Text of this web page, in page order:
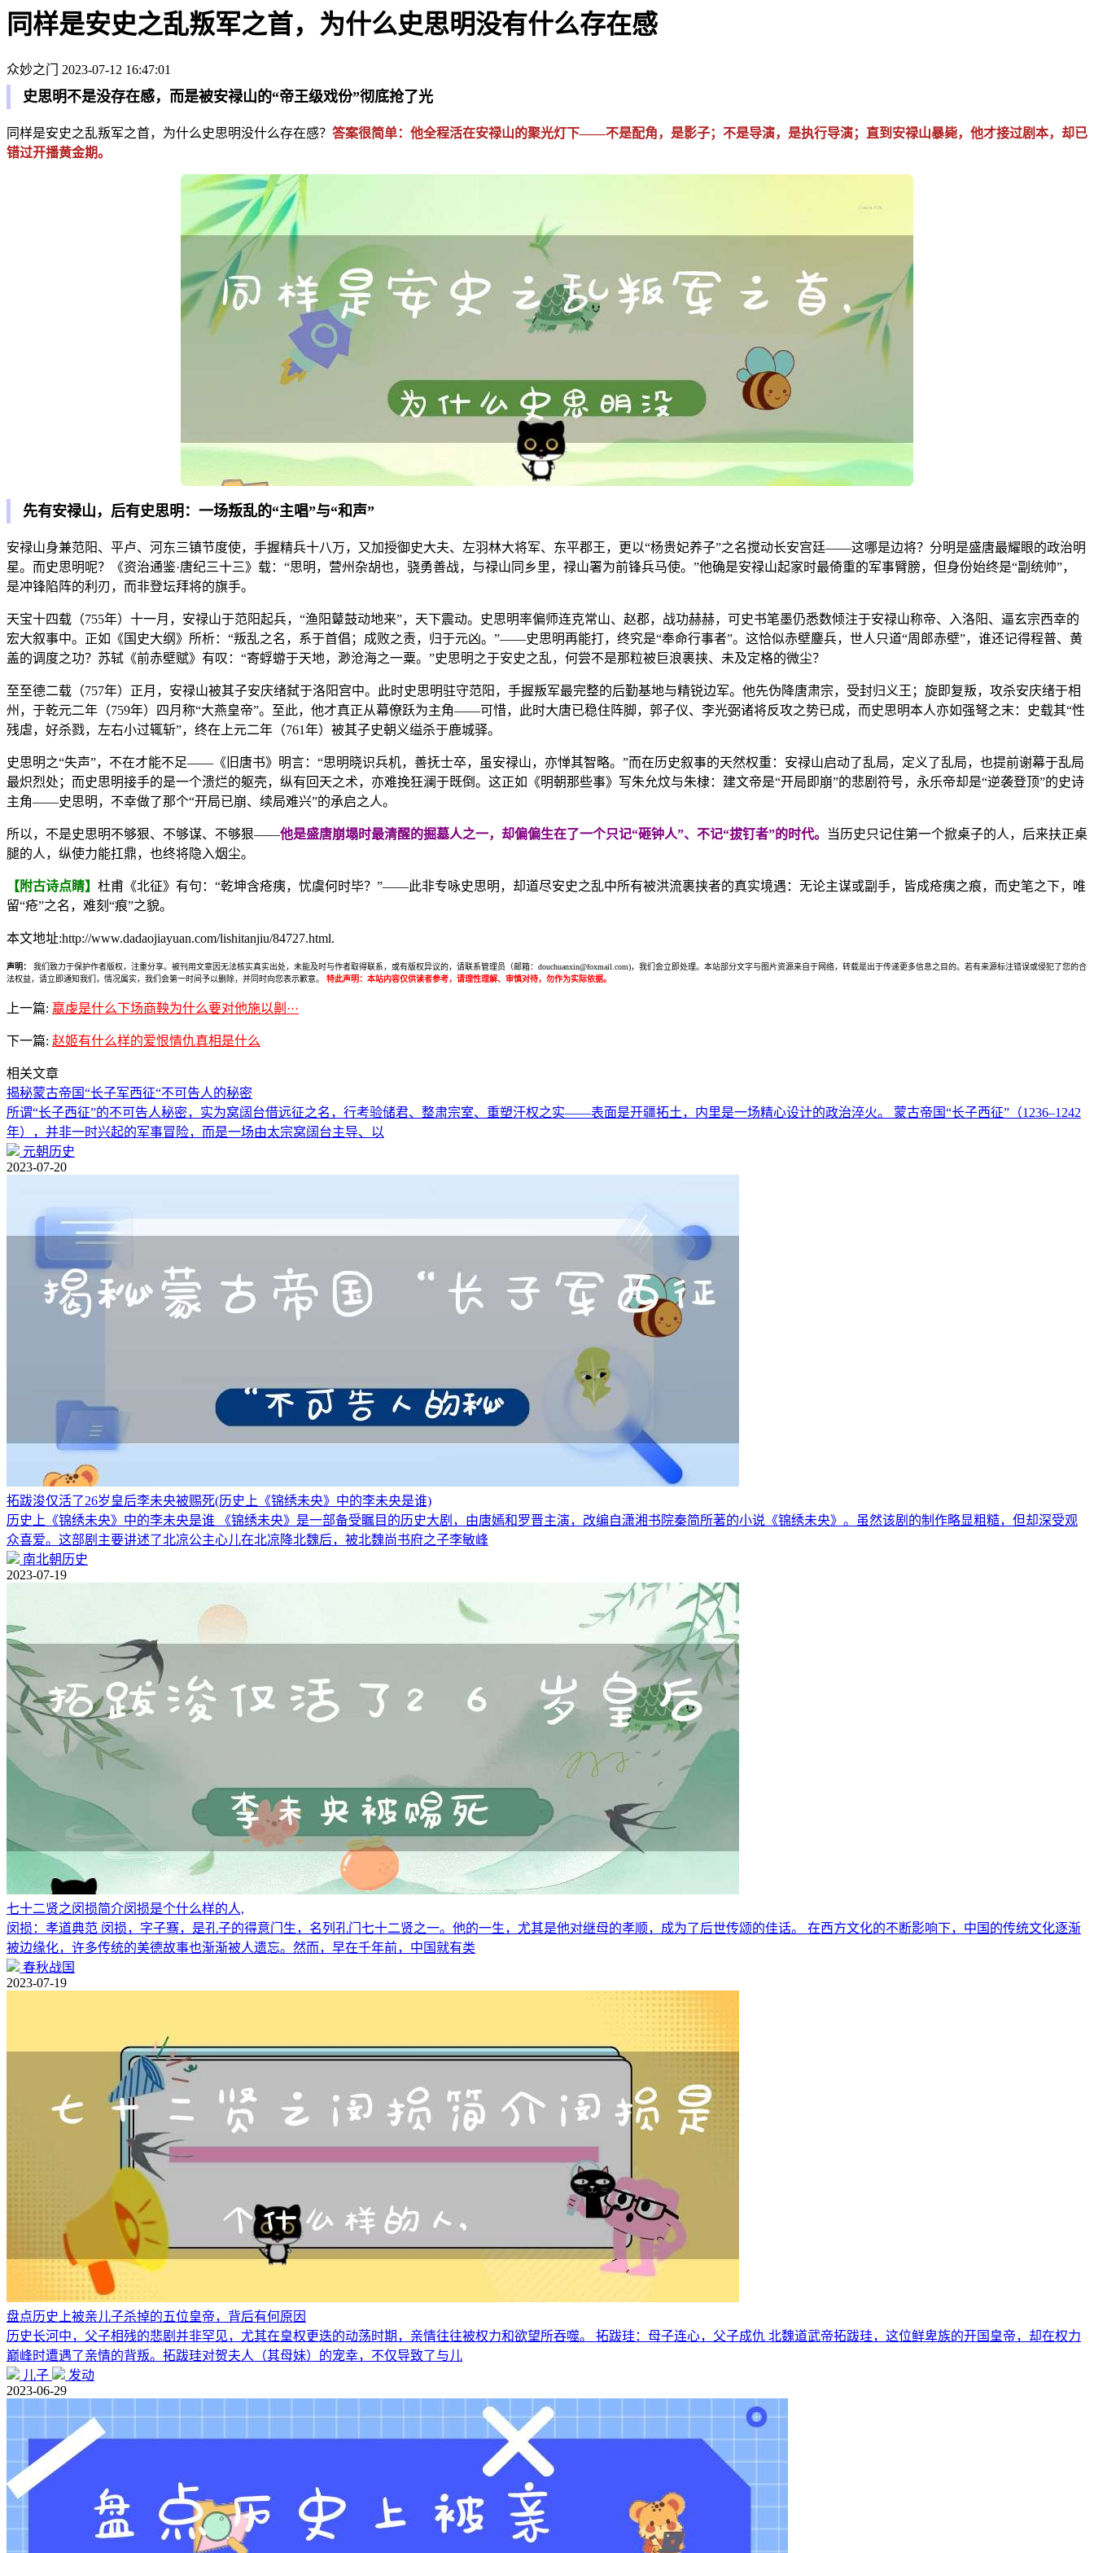
同样是安史之乱叛军之首，为什么史思明没有什么存在感
众妙之门 2023-07-12 16:47:01
史思明不是没存在感，而是被安禄山的“帝王级戏份”彻底抢了光
同样是安史之乱叛军之首，为什么史思明没什么存在感？ 答案很简单：他全程活在安禄山的聚光灯下——不是配角，是影子；不是导演，是执行导演；直到安禄山暴毙，他才接过剧本，却已
错过开播黄金期。
先有安禄山，后有史思明：一场叛乱的“主唱”与“和声”
安禄山身兼范阳、平卢、河东三镇节度使，手握精兵十八万，又加授御史大夫、左羽林大将军、东平郡王，更以“杨贵妃养子”之名搅动长安宫廷——这哪是边将？分明是盛唐最耀眼的政治明
星。而史思明呢？《资治通鉴·唐纪三十三》载：“思明，营州杂胡也，骁勇善战，与禄山同乡里，禄山署为前锋兵马使。”他确是安禄山起家时最倚重的军事臂膀，但身份始终是“副统帅”，
是冲锋陷阵的利刃，而非登坛拜将的旗手。
天宝十四载（755年）十一月，安禄山于范阳起兵，“渔阳鼙鼓动地来”，天下震动。史思明率偏师连克常山、赵郡，战功赫赫，可史书笔墨仍悉数倾注于安禄山称帝、入洛阳、逼玄宗西幸的
宏大叙事中。正如《国史大纲》所析：“叛乱之名，系于首倡；成败之责，归于元凶。”——史思明再能打，终究是“奉命行事者”。这恰似赤壁鏖兵，世人只道“周郎赤壁”，谁还记得程普、黄
盖的调度之功？苏轼《前赤壁赋》有叹：“寄蜉蝣于天地，渺沧海之一粟。”史思明之于安史之乱，何尝不是那粒被巨浪裹挟、未及定格的微尘？
至至德二载（757年）正月，安禄山被其子安庆绪弑于洛阳宫中。此时史思明驻守范阳，手握叛军最完整的后勤基地与精锐边军。他先伪降唐肃宗，受封归义王；旋即复叛，攻杀安庆绪于相
州，于乾元二年（759年）四月称“大燕皇帝”。至此，他才真正从幕僚跃为主角——可惜，此时大唐已稳住阵脚，郭子仪、李光弼诸将反攻之势已成，而史思明本人亦如强弩之末：史载其“性
残虐，好杀戮，左右小过辄斩”，终在上元二年（761年）被其子史朝义缢杀于鹿城驿。
史思明之“失声”，不在才能不足——《旧唐书》明言：“思明晓识兵机，善抚士卒，虽安禄山，亦惮其智略。”而在历史叙事的天然权重：安禄山启动了乱局，定义了乱局，也提前谢幕于乱局
最炽烈处；而史思明接手的是一个溃烂的躯壳，纵有回天之术，亦难挽狂澜于既倒。这正如《明朝那些事》写朱允炆与朱棣：建文帝是“开局即崩”的悲剧符号，永乐帝却是“逆袭登顶”的史诗
主角——史思明，不幸做了那个“开局已崩、续局难兴”的承启之人。
所以，不是史思明不够狠、不够谋、不够狠——他是盛唐崩塌时最清醒的掘墓人之一，却偏偏生在了一个只记“砸钟人”、不记“拔钉者”的时代。
当历史只记住第一个掀桌子的人，后来扶正桌
腿的人，纵使力能扛鼎，也终将隐入烟尘。
【附古诗点睛】 杜甫《北征》有句：“乾坤含疮痍，忧虞何时毕？”——此非专咏史思明，却道尽安史之乱中所有被洪流裹挟者的真实境遇：无论主谋或副手，皆成疮痍之痕，而史笔之下，唯
留“疮”之名，难刻“痕”之貌。
本文地址:http://www.dadaojiayuan.com/lishitanjiu/84727.html.
声明：
我们致力于保护作者版权，注重分享。被刊用文章因无法核实真实出处，未能及时与作者取得联系，或有版权异议的，请联系管理员（邮箱：douchuanxin@foxmail.com)，我们会立即处理。本站部分文字与图片资源来自于网络，转载是出于传递更多信息之目的。若有来源标注错误或侵犯了您的合
法权益，请立即通知我们，情况属实，我们会第一时间予以删除，并同时向您表示歉意。
特此声明：本站内容仅供读者参考，请理性理解、审慎对待，勿作为实际依据。
上一篇: 嬴虔是什么下场商鞅为什么要对他施以劓···
下一篇: 赵姬有什么样的爱恨情仇真相是什么
相关文章
揭秘蒙古帝国“长子军西征“不可告人的秘密
所谓“长子西征”的不可告人秘密，实为窝阔台借远征之名，行考验储君、整肃宗室、重塑汗权之实——表面是开疆拓土，内里是一场精心设计的政治淬火。 蒙古帝国“长子西征”（1236–1242
年），并非一时兴起的军事冒险，而是一场由太宗窝阔台主导、以
元朝历史
2023-07-20
拓跋浚仅活了26岁皇后李未央被赐死(历史上《锦绣未央》中的李未央是谁)
历史上《锦绣未央》中的李未央是谁 《锦绣未央》是一部备受瞩目的历史大剧，由唐嫣和罗晋主演，改编自潇湘书院秦简所著的小说《锦绣未央》。虽然该剧的制作略显粗糙，但却深受观
众喜爱。这部剧主要讲述了北凉公主心儿在北凉降北魏后，被北魏尚书府之子李敏峰
南北朝历史
2023-07-19
七十二贤之闵损简介闵损是个什么样的人,
闵损：孝道典范 闵损，字子骞，是孔子的得意门生，名列孔门七十二贤之一。他的一生，尤其是他对继母的孝顺，成为了后世传颂的佳话。 在西方文化的不断影响下，中国的传统文化逐渐
被边缘化，许多传统的美德故事也渐渐被人遗忘。然而，早在千年前，中国就有类
春秋战国
2023-07-19
盘点历史上被亲儿子杀掉的五位皇帝，背后有何原因
历史长河中，父子相残的悲剧并非罕见，尤其在皇权更迭的动荡时期，亲情往往被权力和欲望所吞噬。 拓跋珪：母子连心，父子成仇 北魏道武帝拓跋珪，这位鲜卑族的开国皇帝，却在权力
巅峰时遭遇了亲情的背叛。拓跋珪对贺夫人（其母妹）的宠幸，不仅导致了与儿
儿子
发动
2023-06-29